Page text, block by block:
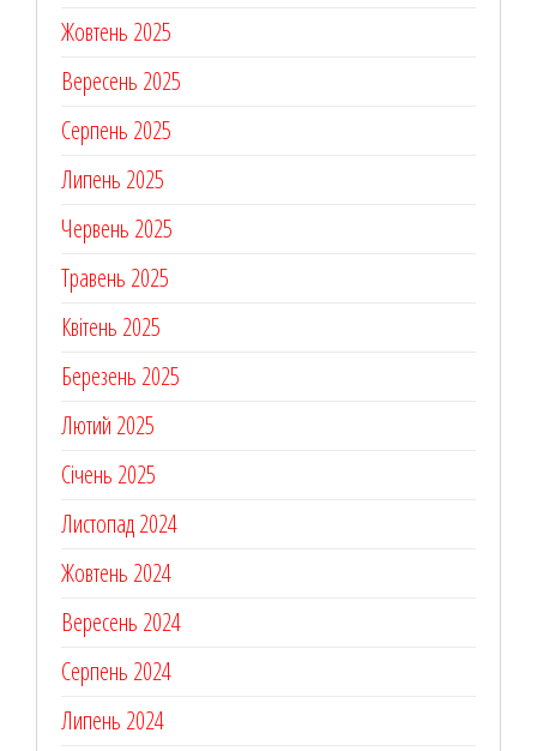
Жовтень 2025
Вересень 2025
Серпень 2025
Липень 2025
Червень 2025
Травень 2025
Квітень 2025
Березень 2025
Лютий 2025
Січень 2025
Листопад 2024
Жовтень 2024
Вересень 2024
Серпень 2024
Липень 2024